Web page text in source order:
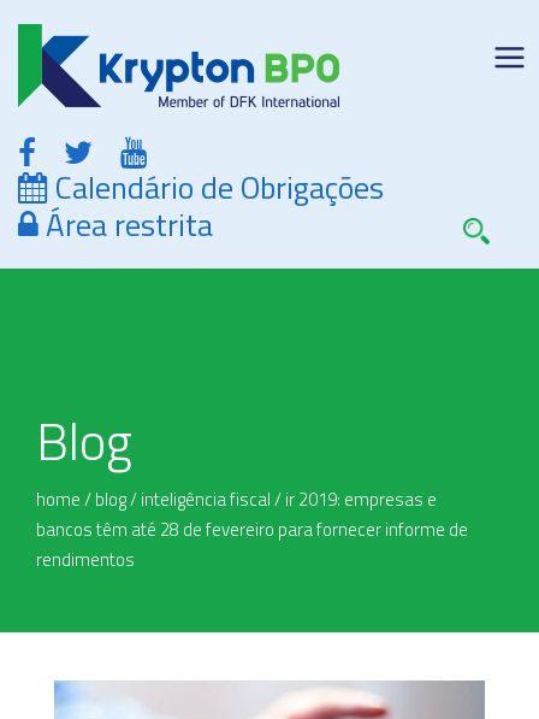
Calendário de Obrigações
Área restrita
Blog
home/blog/inteligência fiscal/ir 2019: empresas e
bancos têm até 28 de fevereiro para fornecer informe de
rendimentos